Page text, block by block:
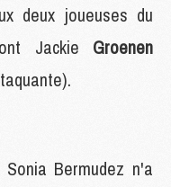
deux joueuses du
Jackie Groenen
Bermudez n'a